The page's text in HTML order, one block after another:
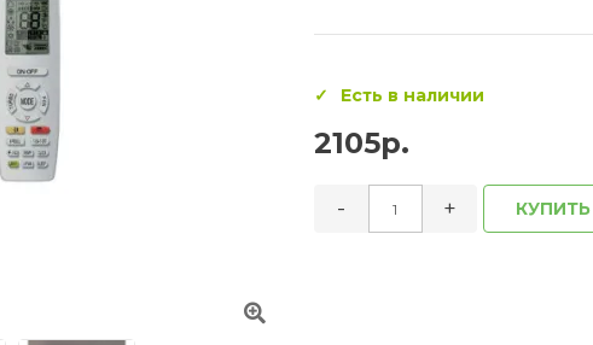
Есть в наличии
2105р.
- + КУПИТЬ